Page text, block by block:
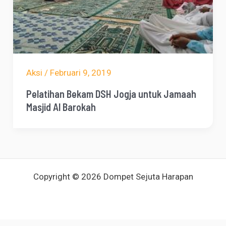
Aksi / Februari 9, 2019
Pelatihan Bekam DSH Jogja untuk Jamaah
Masjid Al Barokah
Copyright © 2026 Dompet Sejuta Harapan